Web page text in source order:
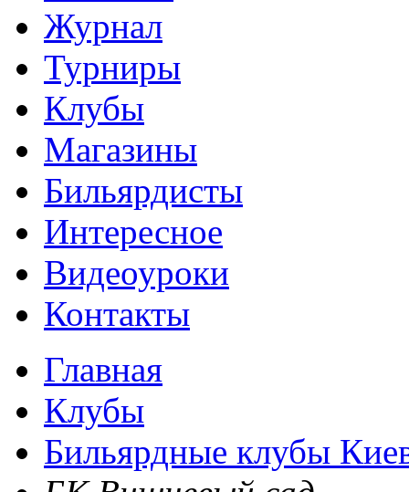
Журнал
Турниры
Клубы
Магазины
Бильярдисты
Интересное
Видеоуроки
Контакты
Главная
Клубы
Бильярдные клубы